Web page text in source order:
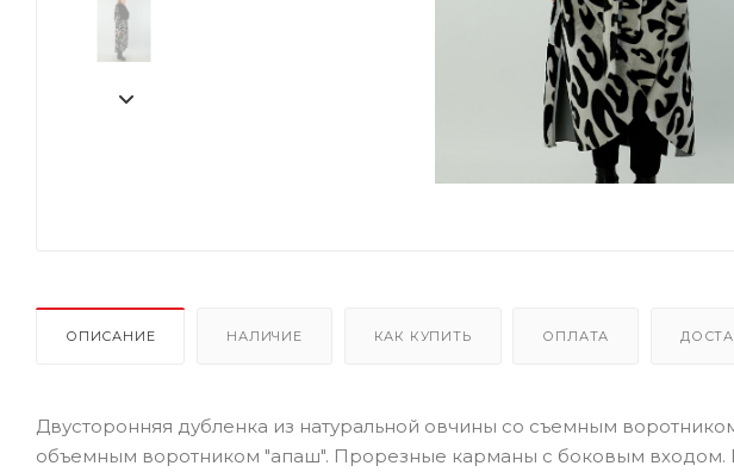
ОПИСАНИЕ НАЛИЧИЕ КАК КУПИТЬ ОПЛАТА
Двусторонняя дубленка из натуральной овчины со съемным
объемным воротником "апаш". Прорезные карманы с боковым входом.